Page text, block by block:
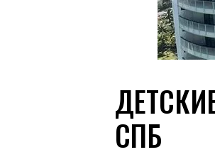
СПБ